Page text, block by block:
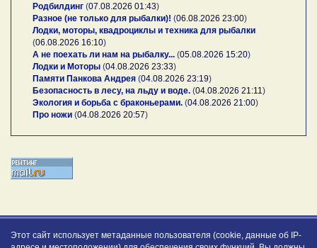
Родбилдинг (07.08.2026 01:43)
Разное (не только для рыбалки)! (06.08.2026 23:00)
Лодки, моторы, квадроциклы и техника для рыбалки
(06.08.2026 16:10)
А не поехать ли нам на рыбалку... (05.08.2026 15:20)
Лодки и Моторы (04.08.2026 23:33)
Памяти Панкова Андрея (04.08.2026 23:19)
Безопасность в лесу, на льду и воде. (04.08.2026 21:11 )
Экология и борьба с браконьерами. (04.08.2026 21:00)
Про ножи (04.08.2026 20:57)
Этот сайт использует метаданные пользователя (cookie, данные об IP-